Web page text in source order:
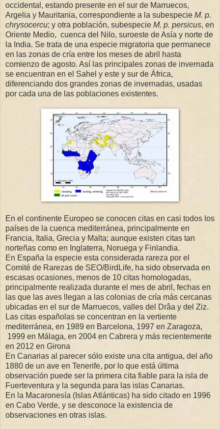
occidental, estando presente en el sur de Marruecos,
Argelia y Mauritania, correspondiente a la subespecie M. p.
chrysocercu; y otra población, subespecie M. p. persicus, en
Oriente Medio, cuenca del Nilo, suroeste de Asía y norte de
la India. Se trata de una especie migratoria que permanece
en las zonas de cría entre los meses de abril hasta
comienzo de agosto. Así las principales zonas de invernada
se encuentran en el Sahel y este y sur de África,
diferenciando dos grandes zonas de invernadas, usadas
por cada una de las poblaciones existentes.
En el continente Europeo se conocen citas en casi todos los
países de la cuenca mediterránea, principalmente en
Francia, Italia, Grecia y Malta; aunque existen citas tan
norteñas como en Inglaterra, Noruega y Finlandia.
En España la especie esta considerada rareza por el
Comité de Rarezas de SEO/BirdLife, ha sido observada en
escasas ocasiones, menos de 10 citas homologadas,
principalmente realizada durante el mes de abril, fechas en
las que las aves llegan a las colonias de cría más cercanas
ubicadas en el sur de Marruecos, valles del Drâa y del Ziz.
Las citas españolas se concentran en la vertiente
mediterránea, en 1989 en Barcelona, 1997 en Zaragoza,
1999 en Málaga, en 2004 en Cabrera y más recientemente
en 2012 en Girona
En Canarias al parecer sólo existe una cita antigua, del año
1880 de un ave en Tenerife, por lo que está última
observación puede ser la primera cita fiable para la isla de
Fuerteventura y la segunda para las islas Canarias.
En la Macaronesía (Islas Atlánticas) ha sido citado en 1996
en Cabo Verde, y se desconoce la existencia de
observaciones en otras islas.